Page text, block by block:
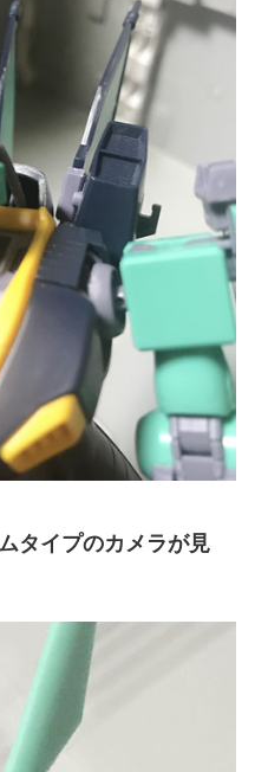
タイプのカメラが見